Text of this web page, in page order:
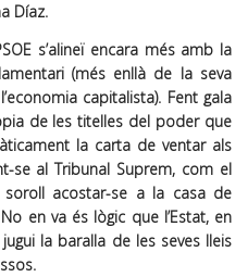
Díaz.
s’alineï encara més amb la
(més enllà de la seva
capitalista). Fent gala
de les titelles del poder que
la carta de ventar als
se al Tribunal Suprem, com el
acostar-se a la casa de
en va és lògic que l’Estat, en
la baralla de les seves lleis